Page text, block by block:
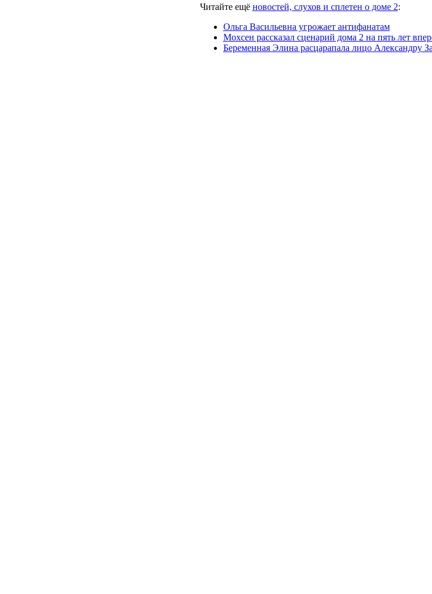
Читайте ещё новостей, слухов и сплетен о доме 2:
Ольга Васильевна угрожает антифанатам
Мохсен рассказал сценарий дома 2 на пять лет
Беременная Элина расцарапала лицо Александру